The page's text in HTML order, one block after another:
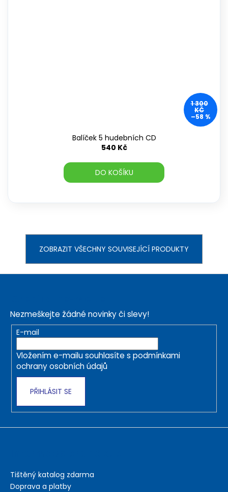
1 300
KČ
–58 %
Balíček 5 hudebních CD
540 Kč
DO KOŠÍKU
ZOBRAZIT VŠECHNY SOUVISEJÍCÍ PRODUKTY
Nezmeškejte žádné novinky či slevy!
E-mail
Vložením e-mailu souhlasíte s podmínkami
ochrany osobních údajů
PŘIHLÁSIT SE
Tištěný katalog zdarma
Doprava a platby